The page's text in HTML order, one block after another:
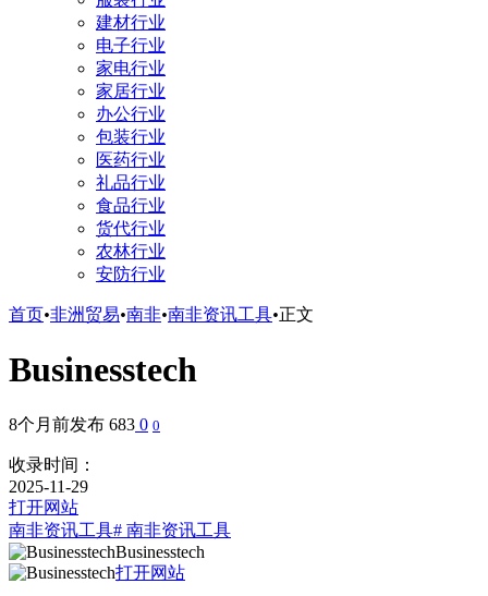
建材行业
电子行业
家电行业
家居行业
办公行业
包装行业
医药行业
礼品行业
食品行业
货代行业
农林行业
安防行业
首页•非洲贸易•南非•南非资讯工具•正文
Businesstech
8个月前发布 683 0 0
收录时间：
2025-11-29
打开网站
南非资讯工具# 南非资讯工具
Businesstech
打开网站